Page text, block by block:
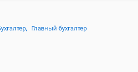
Главный бухгалтер